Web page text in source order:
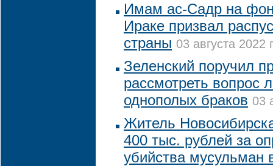
Имам ас-Садр на
Ираке призвал
страны 03 августа 2022
Зеленский поручил
рассмотреть вопрос
однополых браков 03
Житель
400 тыс. рублей за
убийства мусульман